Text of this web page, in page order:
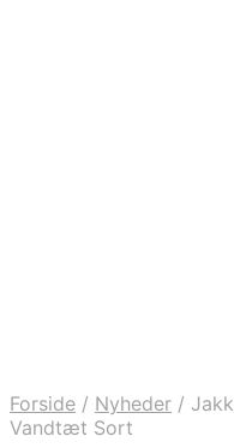
Forside / Nyheder /
Vandtæt Sort